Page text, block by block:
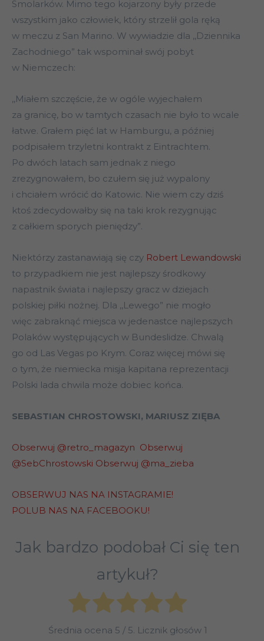
Smolarków. Mimo tego kojarzony były przede
wszystkim jako człowiek, który strzelił gola ręką
w meczu z San Marino. W wywiadzie dla ,,Dziennika
Zachodniego” tak wspominał swój pobyt
w Niemczech:
,,Miałem szczęście, że w ogóle wyjechałem
za granicę, bo w tamtych czasach nie było to wcale
łatwe. Grałem pięć lat w Hamburgu, a później
podpisałem trzyletni kontrakt z Eintrachtem.
Po dwóch latach sam jednak z niego
zrezygnowałem, bo czułem się już wypalony
i chciałem wrócić do Katowic. Nie wiem czy dziś
ktoś zdecydowałby się na taki krok rezygnując
z całkiem sporych pieniędzy”.
Niektórzy zastanawiają się czy Robert Lewandowski
to przypadkiem nie jest najlepszy środkowy
napastnik świata i najlepszy gracz w dziejach
polskiej piłki nożnej. Dla ,,Lewego” nie mogło
więc zabraknąć miejsca w jedenastce najlepszych
Polaków występujących w Bundeslidze. Chwalą
go od Las Vegas po Krym. Coraz więcej mówi się
o tym, że niemiecka misja kapitana reprezentacji
Polski lada chwila może dobiec końca.
SEBASTIAN CHROSTOWSKI, MARIUSZ ZIĘBA
Obserwuj @retro_magazyn Obserwuj
@SebChrostowski Obserwuj @ma_zieba
OBSERWUJ NAS NA INSTAGRAMIE!
POLUB NAS NA FACEBOOKU!
Jak bardzo podobał Ci się ten
artykuł?
Średnia ocena 5 / 5. Licznik głosów 1